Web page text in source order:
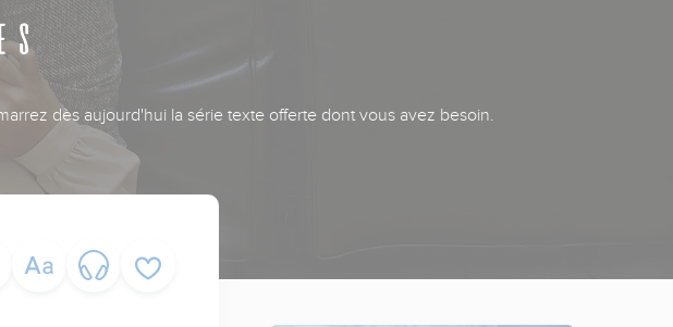
dès aujourd'hui la série texte offerte dont vous avez besoin.